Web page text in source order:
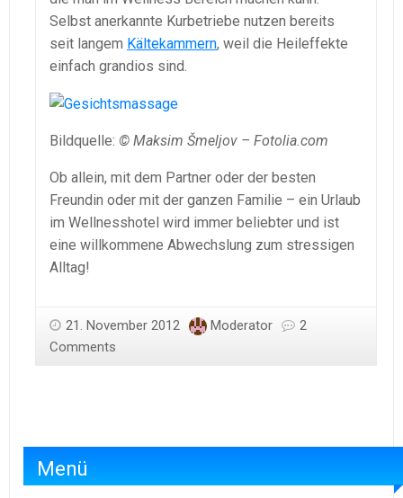
Selbst anerkannte Kurbetriebe nutzen bereits
seit langem Kältekammern, weil die Heileffekte
einfach grandios sind.
Bildquelle: © Maksim Šmeljov – Fotolia.com
Ob allein, mit dem Partner oder der besten
Freundin oder mit der ganzen Familie – ein Urlaub
im Wellnesshotel wird immer beliebter und ist
eine willkommene Abwechslung zum stressigen
Alltag!
21. November 2012 Moderator
2
Comments
Menü